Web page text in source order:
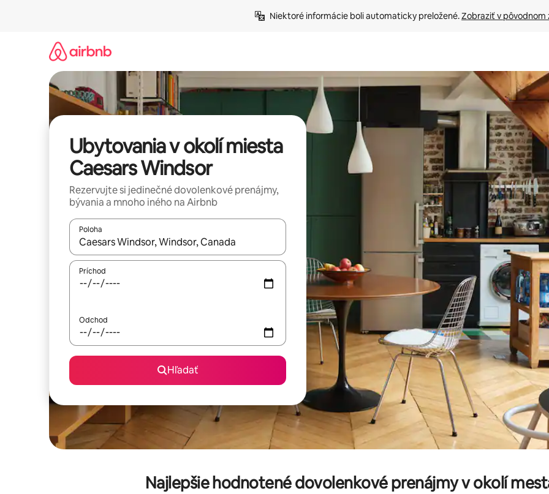
Niektoré informácie boli automaticky preložené. Zobraziť v pôvodnom
Ubytovania v okolí miesta
Caesars Windsor
Rezervujte si jedinečné dovolenkové prenájmy,
bývania a mnoho iného na Airbnb
Poloha
Keď budú výsledky k dispozícii, môžete si ich prechádzať pomocou klávesov so šípkami nahor a nadol alebo ich
Príchod
Odchod
Hľadať
Najlepšie hodnotené dovolenkové prenájmy v okolí